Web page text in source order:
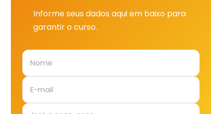
Informe seus dados aqui em baixo para
garantir o curso.